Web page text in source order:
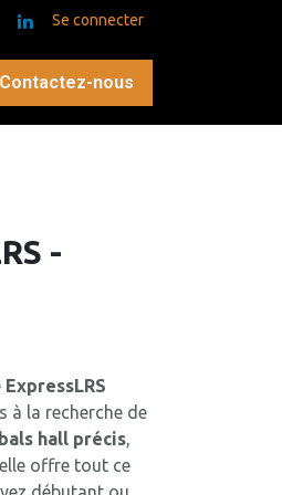
Se connecter
Contactez-nous
-
ExpressLRS
à la recherche de
hall précis,
offre tout ce